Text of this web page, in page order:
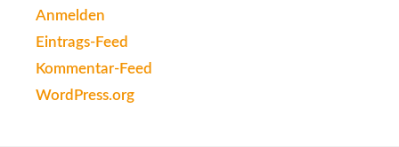
Anmelden
Eintrags-Feed
Kommentar-Feed
WordPress.org